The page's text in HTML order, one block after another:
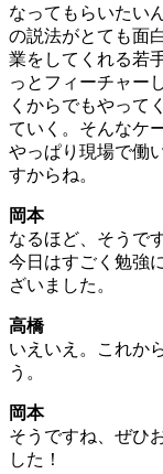
なってもらいたい
の説法がとても面
業をしてくれる若
っとフィーチャー
くからでもやって
ていく。そんなケ
やっぱり現場で働
すからね。
岡本
なるほど、そうで
今日はすごく勉強
ざいました。
高橋
いえいえ。これか
う。
岡本
そうですね、ぜひ
した！